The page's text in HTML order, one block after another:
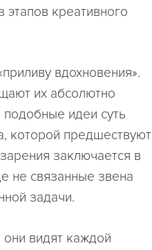
креативного
вдохновения».
их абсолютно
идеи суть
которой предшествуют
заключается в
не связанные звена
задачи.
видят каждой